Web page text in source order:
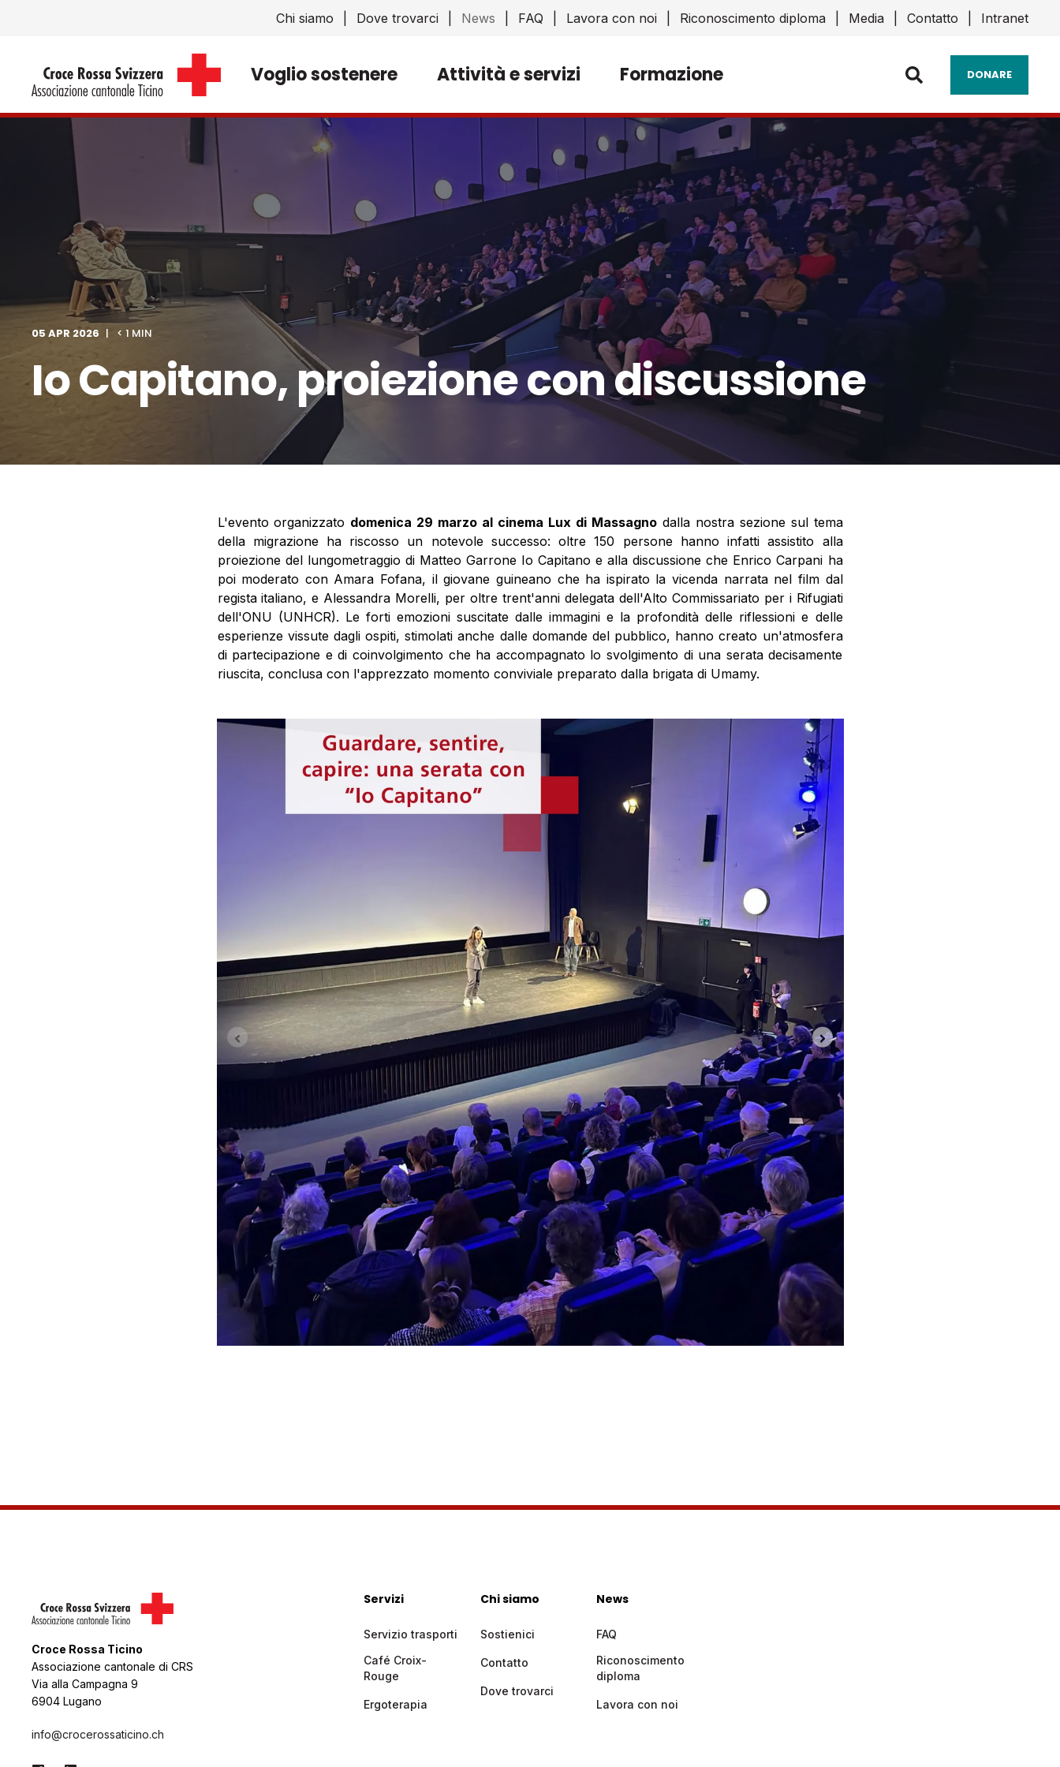
Chi siamo Dove trovarci News FAQ Lavora con noi Riconoscimento diploma Media Contatto Intranet
Voglio sostenere Attività e servizi Formazione DONARE
05 APR 2026 < 1 MIN
Io Capitano, proiezione con discussione
L'evento organizzato domenica 29 marzo al cinema Lux di Massagno dalla nostra sezione sul tema
della migrazione ha riscosso un notevole successo: oltre 150 persone hanno infatti assistito alla
proiezione del lungometraggio di Matteo Garrone Io Capitano e alla discussione che Enrico Carpani ha
poi moderato con Amara Fofana, il giovane guineano che ha ispirato la vicenda narrata nel film dal
regista italiano, e Alessandra Morelli, per oltre trent'anni delegata dell'Alto Commissariato per i Rifugiati
dell'ONU (UNHCR). Le forti emozioni suscitate dalle immagini e la profondità delle riflessioni e delle
esperienze vissute dagli ospiti, stimolati anche dalle domande del pubblico, hanno creato un'atmosfera
di partecipazione e di coinvolgimento che ha accompagnato lo svolgimento di una serata decisamente
riuscita, conclusa con l'apprezzato momento conviviale preparato dalla brigata di Umamy.
Croce Rossa Ticino
Associazione cantonale di CRS
Via alla Campagna 9
6904 Lugano
info@crocerossaticino.ch
Servizi
Servizio trasporti
Café Croix-
Rouge
Ergoterapia
Chi siamo
Sostienici
Contatto
Dove trovarci
News
FAQ
Riconoscimento
diploma
Lavora con noi